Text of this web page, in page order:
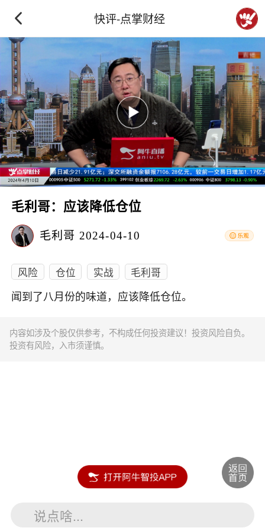
快评-点掌财经
毛利哥：应该降低仓位
毛利哥 2024-04-10
风险 仓位 实战 毛利哥
闻到了八月份的味道，应该降低仓位。
内容如涉及个股仅供参考，不构成任何投资建议！投资风险自负。
投资有风险，入市须谨慎。
说点啥...